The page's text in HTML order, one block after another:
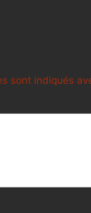
sont indiqués